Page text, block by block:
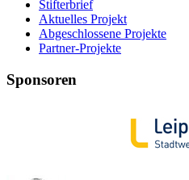
Stifterbrief
Aktuelles Projekt
Abgeschlossene Projekte
Partner-Projekte
Sponsoren